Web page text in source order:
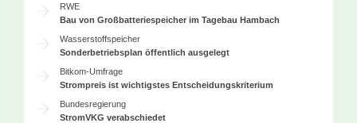
RWE
Bau von Großbatteriespeicher im Tagebau Hambach
Wasserstoffspeicher
Sonderbetriebsplan öffentlich ausgelegt
Bitkom-Umfrage
Strompreis ist wichtigstes Entscheidungskriterium
Bundesregierung
StromVKG verabschiedet